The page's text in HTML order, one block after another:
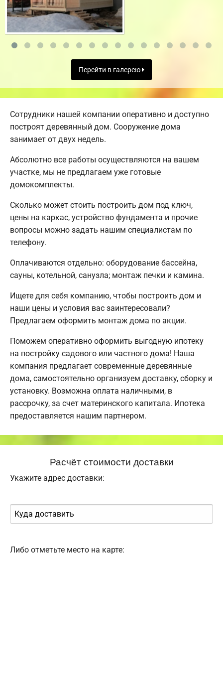
Перейти в галерею
Сотрудники нашей компании оперативно и доступно
построят деревянный дом. Сооружение дома
занимает от двух недель.
Абсолютно все работы осуществляются на вашем
участке, мы не предлагаем уже готовые
домокомплекты.
Сколько может стоить построить дом под ключ,
цены на каркас, устройство фундамента и прочие
вопросы можно задать нашим специалистам по
телефону.
Оплачиваются отдельно: оборудование бассейна,
сауны, котельной, санузла; монтаж печки и камина.
Ищете для себя компанию, чтобы построить дом и
наши цены и условия вас заинтересовали?
Предлагаем оформить монтаж дома по акции.
Поможем оперативно оформить выгодную ипотеку
на постройку садового или частного дома! Наша
компания предлагает современные деревянные
дома, самостоятельно организуем доставку, сборку и
установку. Возможна оплата наличными, в
рассрочку, за счет материнского капитала. Ипотека
предоставляется нашим партнером.
Расчёт стоимости доставки
Укажите адрес доставки:
Либо отметьте место на карте: